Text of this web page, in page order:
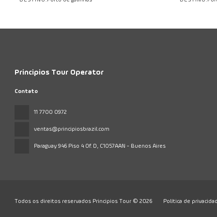
Principios Tour Operator
Contato
11 7700 0972
ventas@principiosbrazil.com
Paraguay 946 Piso 4 Of. D, C1057AAN - Buenos Aires
Todos os direitos reservados Principios Tour © 2026 Política de